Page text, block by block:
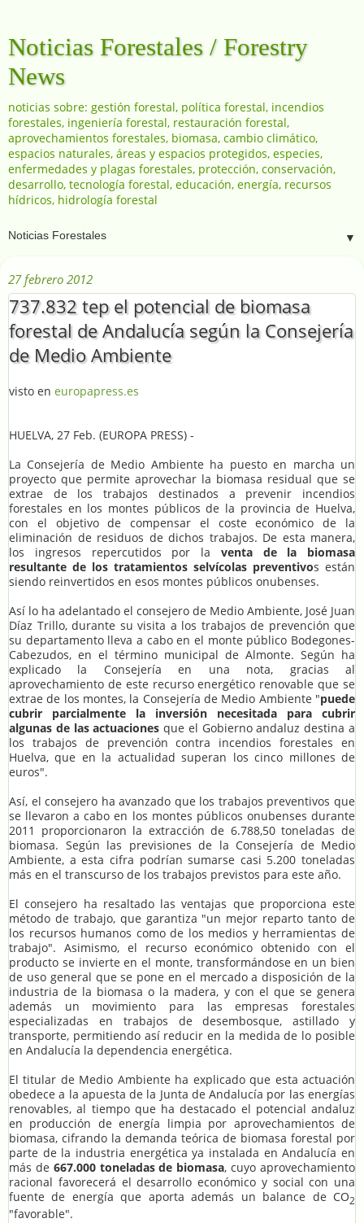
Noticias Forestales / Forestry
News
noticias sobre: gestión forestal, política forestal, incendios
forestales, ingeniería forestal, restauración forestal,
aprovechamientos forestales, biomasa, cambio climático,
espacios naturales, áreas y espacios protegidos, especies,
enfermedades y plagas forestales, protección, conservación,
desarrollo, tecnología forestal, educación, energía, recursos
hídricos, hidrología forestal
▼
27 febrero 2012
737.832 tep el potencial de biomasa
forestal de Andalucía según la Consejería
de Medio Ambiente
visto en europapress.es
HUELVA, 27 Feb. (EUROPA PRESS) -
La Consejería de Medio Ambiente ha puesto en marcha un
proyecto que permite aprovechar la biomasa residual que se
extrae de los trabajos destinados a prevenir incendios
forestales en los montes públicos de la provincia de Huelva,
con el objetivo de compensar el coste económico de la
eliminación de residuos de dichos trabajos. De esta manera,
los ingresos repercutidos por la venta de la biomasa
resultante de los tratamientos selvícolas preventivos están
siendo reinvertidos en esos montes públicos onubenses.
Así lo ha adelantado el consejero de Medio Ambiente, José Juan
Díaz Trillo, durante su visita a los trabajos de prevención que
su departamento lleva a cabo en el monte público Bodegones-
Cabezudos, en el término municipal de Almonte. Según ha
explicado la Consejería en una nota, gracias al
aprovechamiento de este recurso energético renovable que se
extrae de los montes, la Consejería de Medio Ambiente "puede
cubrir parcialmente la inversión necesitada para cubrir
algunas de las actuaciones que el Gobierno andaluz destina a
los trabajos de prevención contra incendios forestales en
Huelva, que en la actualidad superan los cinco millones de
euros".
Así, el consejero ha avanzado que los trabajos preventivos que
se llevaron a cabo en los montes públicos onubenses durante
2011 proporcionaron la extracción de 6.788,50 toneladas de
biomasa. Según las previsiones de la Consejería de Medio
Ambiente, a esta cifra podrían sumarse casi 5.200 toneladas
más en el transcurso de los trabajos previstos para este año.
El consejero ha resaltado las ventajas que proporciona este
método de trabajo, que garantiza "un mejor reparto tanto de
los recursos humanos como de los medios y herramientas de
trabajo". Asimismo, el recurso económico obtenido con el
producto se invierte en el monte, transformándose en un bien
de uso general que se pone en el mercado a disposición de la
industria de la biomasa o la madera, y con el que se genera
además un movimiento para las empresas forestales
especializadas en trabajos de desembosque, astillado y
transporte, permitiendo así reducir en la medida de lo posible
en Andalucía la dependencia energética.
El titular de Medio Ambiente ha explicado que esta actuación
obedece a la apuesta de la Junta de Andalucía por las energías
renovables, al tiempo que ha destacado el potencial andaluz
en producción de energía limpia por aprovechamientos de
biomasa, cifrando la demanda teórica de biomasa forestal por
parte de la industria energética ya instalada en Andalucía en
más de 667.000 toneladas de biomasa, cuyo aprovechamiento
racional favorecerá el desarrollo económico y social con una
fuente de energía que aporta además un balance de CO2
"favorable".